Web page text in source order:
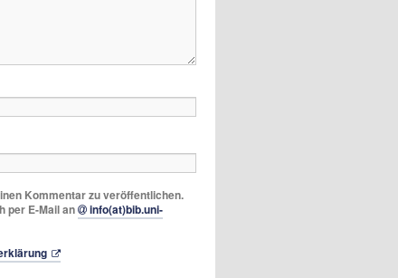
Kommentar zu veröffentlichen.
per E-Mail an
info(at)bib.uni-